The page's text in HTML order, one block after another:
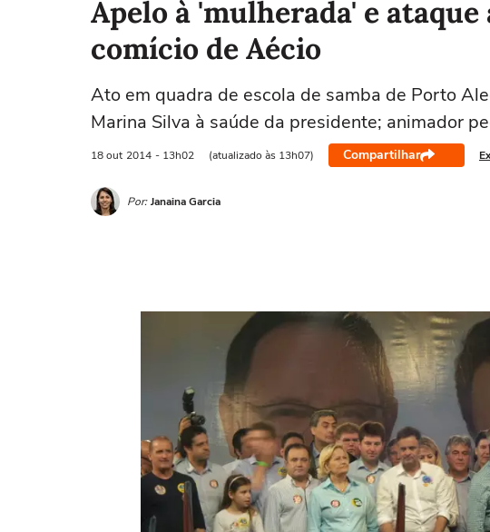
Apelo à 'mulherada' e
comício de Aécio
Ato em quadra de escola de samba de Porto
Marina Silva à saúde da presidente; animador
18 out 2014 - 13h02 (atualizado às 13h07) Compartilhar
Por: Janaina Garcia